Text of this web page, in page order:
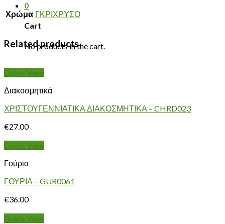
0
Cart
No products in the cart.
Χρώμα ΓΚΡΙΧΡΥΣΟ
Related products
Quick View
Διακοσμητικά
ΧΡΙΣΤΟΥΓΕΝΝΙΑΤΙΚΑ ΔΙΑΚΟΣΜΗΤΙΚΑ – CHRD023
€27.00
Quick View
Γούρια
ΓΟΥΡΙΑ – GUR0061
€36.00
Quick View